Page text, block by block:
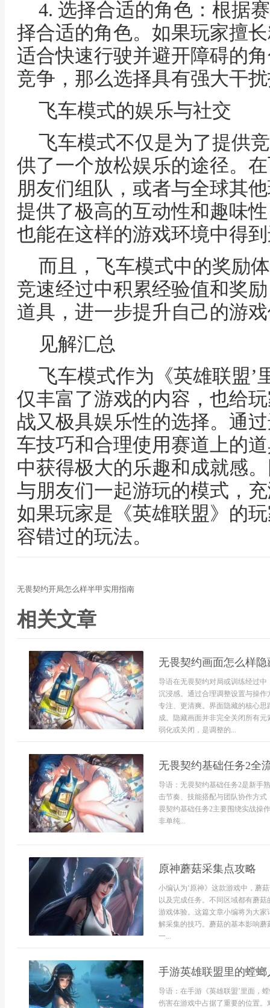
4. 选择合适的角色：根据
择合适的角色。如果玩家擅
适合快速行驶并避开障碍的
竞争，那么选择具有强大干
飞车模式的娱乐与社交
飞车模式不仅是为了提供
供了一个放松娱乐的途径。
朋友们组队，或者与全球其
提供了极高的互动性和趣味
也能在这样的游戏环境中得
而且，飞车模式中的奖励
竞速经过中积累经验值和奖
道具，进一步提升自己的游
见解汇总
飞车模式作为《英雄联盟’
仅丰富了游戏的内容，也给
战又极具娱乐性的选择。通
车技巧和合理使用赛道上的
中获得极大的乐趣和成就感
与朋友们一起游玩的模式，
如果玩家是《英雄联盟》的
容错过的玩法。
无畏契约开局怎么样半甲实用指南
相关文章
无畏契约画面怎么样隐
导语在无畏契约对局或训练经过
沉浸感。通过合理调整设置与操
专注、更清爽。界面隐藏的核心
成。隐藏画面并非完全关闭所有
弱化或关闭，是调整的...
无畏契约基础任务2全
导语：无畏契约基础任务2是新手
击节奏、技能搭配与团队协作方
畏契约基础任务2主要围绕实战操
非单纯...
原神蘑菇采集点攻略
小编认为‘原神》这款游戏中，蘑
以及完成任务。不同区域都有蘑
游戏体验。这篇文章小编将为大
解采集的技巧。蘑菇的基本影响蘑
一...
手游英雄联盟里的螳
导语：在手游《英雄联盟’里面，
伤害在游戏中占据了重要的位置